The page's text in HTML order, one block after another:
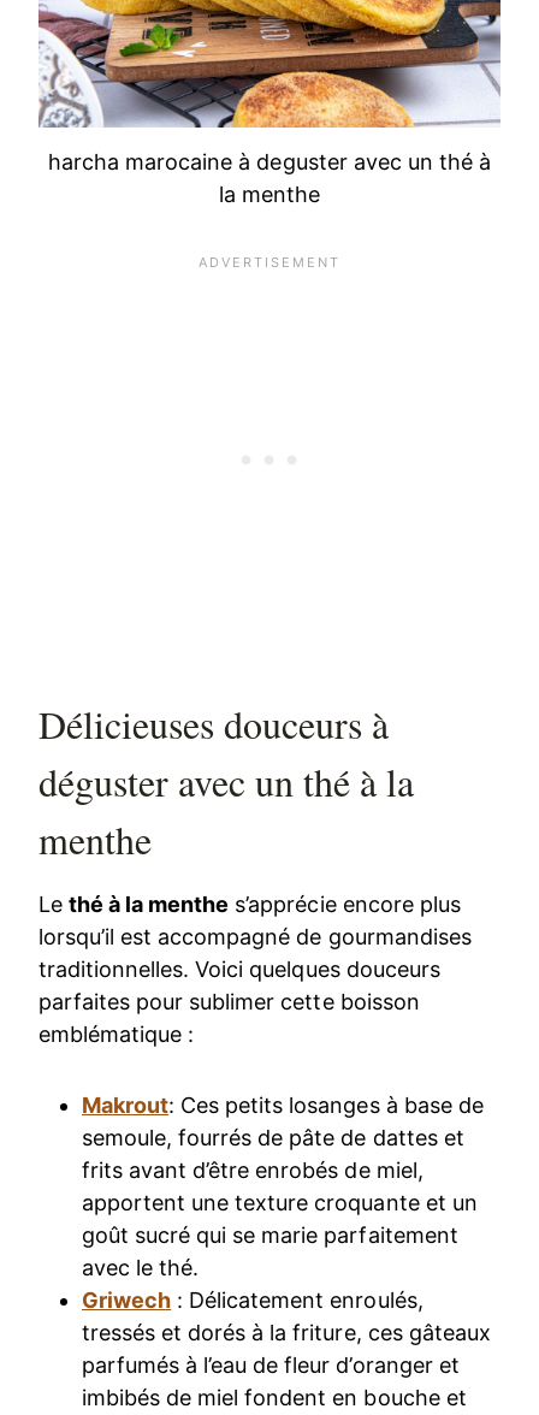
harcha marocaine à deguster avec un thé à
la menthe
Délicieuses douceurs à
déguster avec un thé à la
menthe
Lethé à la menthe s’apprécie encore plus
lorsqu’il est accompagné de gourmandises
traditionnelles. Voici quelques douceurs
parfaites pour sublimer cette boisson
emblématique :
Makrout: Ces petits losanges à base de
semoule, fourrés de pâte de dattes et
frits avant d’être enrobés de miel,
apportent une texture croquante et un
goût sucré qui se marie parfaitement
avec le thé.
Griwech : Délicatement enroulés,
tressés et dorés à la friture, ces gâteaux
parfumés à l’eau de fleur d’oranger et
imbibés de miel fondent en bouche et